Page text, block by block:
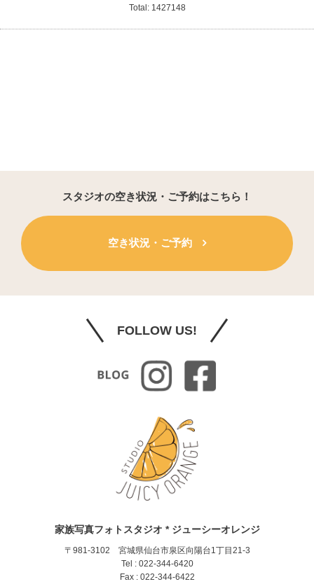
Total: 1427148
スタジオの空き状況・ご予約はこちら！
空き状況・ご予約
FOLLOW US!
家族写真フォトスタジオ * ジューシーオレンジ
〒981-3102 宮城県仙台市泉区向陽台1丁目21-3
Tel : 022-344-6420
Fax : 022-344-6422